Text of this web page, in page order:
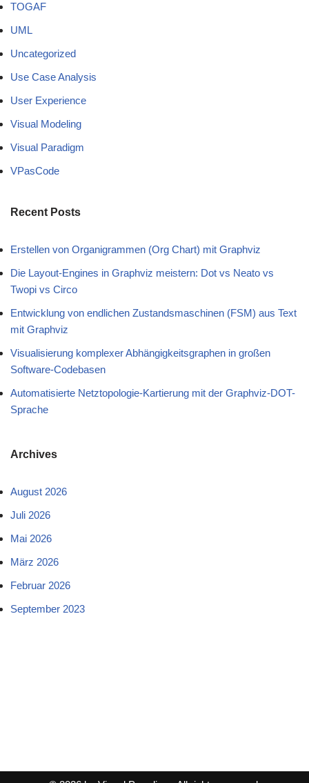
TOGAF
UML
Uncategorized
Use Case Analysis
User Experience
Visual Modeling
Visual Paradigm
VPasCode
Recent Posts
Erstellen von Organigrammen (Org Chart) mit Graphviz
Die Layout-Engines in Graphviz meistern: Dot vs Neato vs
Twopi vs Circo
Entwicklung von endlichen Zustandsmaschinen (FSM) aus Text
mit Graphviz
Visualisierung komplexer Abhängigkeitsgraphen in großen
Software-Codebasen
Automatisierte Netztopologie-Kartierung mit der Graphviz-DOT-
Sprache
Archives
August 2026
Juli 2026
Mai 2026
März 2026
Februar 2026
September 2023